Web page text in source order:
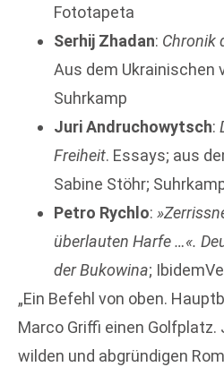
Fototapeta
Serhij Zhadan: Chronik
Aus dem Ukrainischen
Suhrkamp
Juri Andruchowytsch:
Freiheit. Essays; aus
Sabine Stöhr;
Petro Rychlo:
überlauten Harfe …«.
der Bukowina;
„Ein Befehl von oben.
Marco Griffi einen
wilden und abgründigen